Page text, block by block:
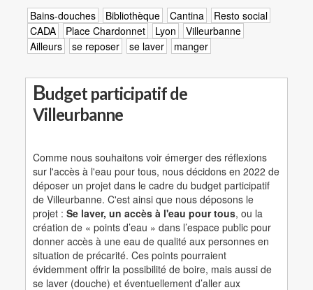
Bains-douches Bibliothèque Cantina
Resto social
CADA
Place Chardonnet Lyon
Villeurbanne
Ailleurs
se reposer se laver manger
Budget participatif de
Villeurbanne
Comme nous souhaitons voir émerger des réflexions
sur l'accès à l'eau pour tous, nous décidons en 2022 de
déposer un projet dans le cadre du budget participatif
de Villeurbanne. C'est ainsi que nous déposons le
projet : Se laver, un accès à l'eau pour tous, ou la
création de « points d’eau » dans l’espace public pour
donner accès à une eau de qualité aux personnes en
situation de précarité. Ces points pourraient
évidemment offrir la possibilité de boire, mais aussi de
se laver (douche) et éventuellement d’aller aux